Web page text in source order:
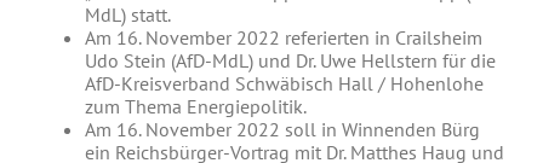
MdL) statt.
Am 16. November 2022 referierten in Crailsheim
Udo Stein (AfD-MdL) und Dr. Uwe Hellstern für die
AfD-Kreisverband Schwäbisch Hall / Hohenlohe
zum Thema Energiepolitik.
Am 16. November 2022 soll in Winnenden Bürg
ein Reichsbürger-Vortrag mit Dr. Matthes Haug und